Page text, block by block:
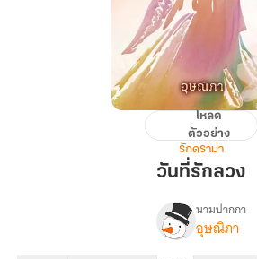
โหลด
ตัวอย่าง
รักดราม่า
วันที่รักลวง
เรื่อง
วัน
นามปากกา
อุษณิภา